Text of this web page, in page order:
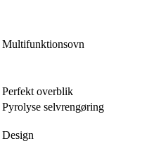
Multifunktionsovn
Perfekt overblik
Pyrolyse selvrengøring
Design